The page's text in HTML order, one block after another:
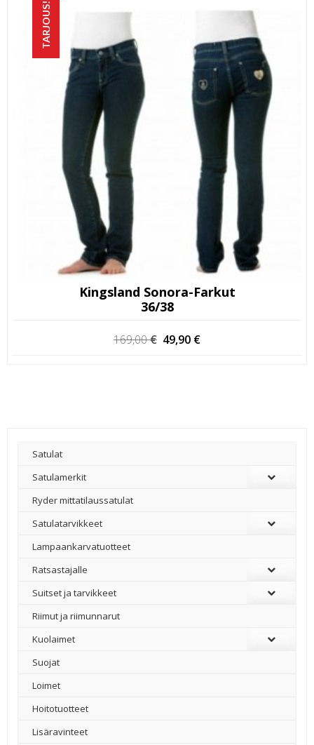
TARJOUS!
Kingsland Sonora-Farkut
36/38
169,00€ Alkuperäinen
49,90 €
Satulat
Satulamerkit
Ryder mittatilaussatulat
Satulatarvikkeet
–
Lampaankarvatuotteet
Ratsastajalle
Suitset ja tarvikkeet
Riimut ja riimunnarut
Kuolaimet
Suojat
Loimet
Hoitotuotteet
Lisäravinteet